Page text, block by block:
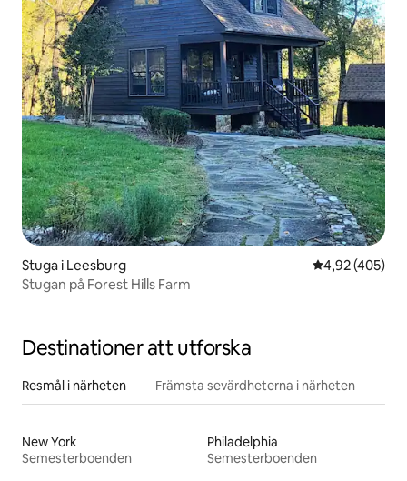
Stuga i Leesburg 4,92 av 5 i
4,92 (405)
Stugan på Forest Hills Farm
Destinationer att utforska
Resmål i närheten Främsta sevärdheterna i närheten
New York
Semesterboenden
Philadelphia
Semesterboenden